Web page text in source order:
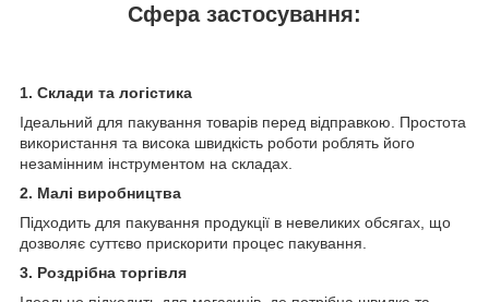
Сфера застосування:
1. Склади та логістика
Ідеальний для пакування товарів перед відправкою. Простота
використання та висока швидкість роботи роблять його
незамінним інструментом на складах.
2. Малі виробництва
Підходить для пакування продукції в невеликих обсягах, що
дозволяє суттєво прискорити процес пакування.
3. Роздрібна торгівля